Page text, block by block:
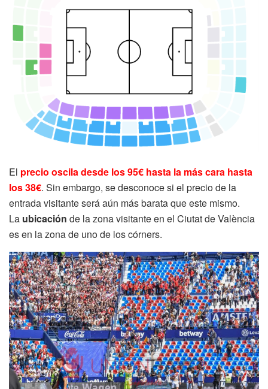
El precio oscila desde los 95€ hasta la más cara hasta
los 38€. Sin embargo, se desconoce si el precio de la
entrada visitante será aún más barata que este mismo.
La ubicación de la zona visitante en el Ciutat de València
es en la zona de uno de los córners.